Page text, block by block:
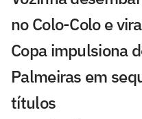
no Colo-Colo e
Copa impulsiona
Palmeiras em
títulos